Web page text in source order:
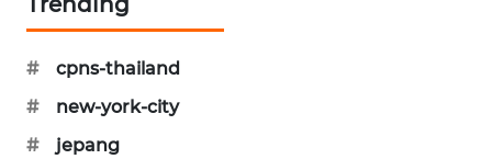
#
cpns-thailand
#
new-york-city
#
jepang
MASYARAKAT
KELISTRIKAN
ID